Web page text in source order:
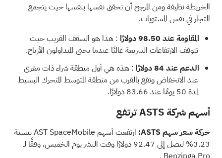
الخريطة نظيفة ومن المرجح أن تحقق نفسها بنفسها حيث يتجمع
التجار في نفس المستويات.
المقاومة عند 98.50 دولارًا
: هذا هو السقف القريب حيث
تتوقف الارتفاعات السريعة غالبًا عندما يجني المتداولون الأرباح.
الدعم عند 84 دولارًا
: هذه هي أول منطقة شراء ذات مغزى
عند الانخفاض وتقع بالقرب من منطقة المتوسط المتحرك البسيط
لمدة 50 يومًا عند 83.66 دولارًا.
أسهم شركة ASTS ترتفع
حركة سعر سهم ASTS:
ارتفعت أسهم AST SpaceMobile بنسبة
3.23% لتصل إلى 92.47 دولارًا وقت النشر يوم الخميس، وفقًا لـ